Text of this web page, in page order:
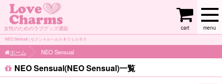
女性のためのラブグッズ通販 menu
cart
NEO Sensual | セクシャルヘルス & ウェルネス
ホーム NEO Sensual
NEO Sensual(NEO Sensual)一覧